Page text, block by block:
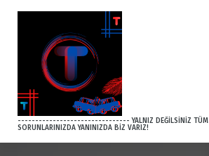
t
-------------------------------- YALNIZ DEĞİLSİNİZ TÜM
SORUNLARINIZDA YANINIZDA BİZ VARIZ!